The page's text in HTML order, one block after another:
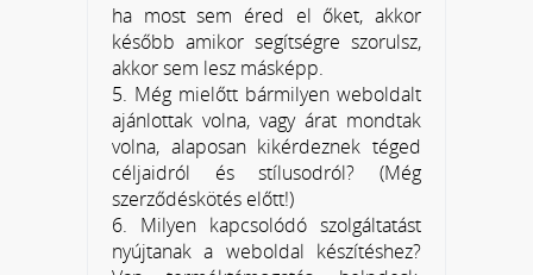
ha most sem éred el őket, akkor
később amikor segítségre szorulsz,
akkor sem lesz másképp.
5. Még mielőtt bármilyen weboldalt
ajánlottak volna, vagy árat mondtak
volna, alaposan kikérdeznek téged
céljaidról és stílusodról? (Még
szerződéskötés előtt!)
6. Milyen kapcsolódó szolgáltatást
nyújtanak a weboldal készítéshez?